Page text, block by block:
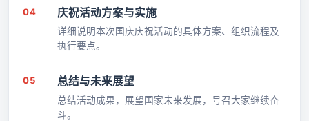
04 庆祝活动方案与实施
详细说明本次国庆庆祝活动的具体方案、组织流程及
执行要点。
05 总结与未来展望
总结活动成果，展望国家未来发展，号召大家继续奋
斗。